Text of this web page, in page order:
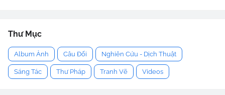
Thư Mục
Album Ảnh Câu Đối Nghiên Cứu - Dịch Thuật
Sáng Tác Thư Pháp Tranh Vẽ Videos